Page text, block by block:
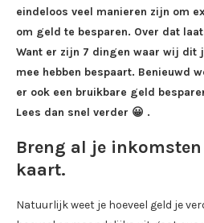
eindeloos veel manieren zijn om
om geld te besparen. Over dat
Want er zijn 7 dingen waar wij dit
mee hebben bespaart. Benieuwd
er ook een bruikbare geld
Lees dan snel verder 😀 .
Breng al je
kaart.
Natuurlijk weet je hoeveel geld je